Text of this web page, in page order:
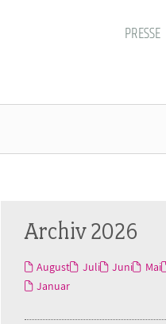
PRESSE
Archiv 2026
August Juli Juni Mai
Januar